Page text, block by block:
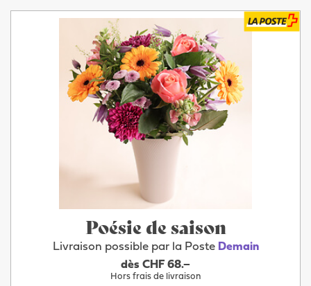
Poésie de saison
Livraison possible par la Poste Demain
dès CHF 68.–
Hors frais de livraison